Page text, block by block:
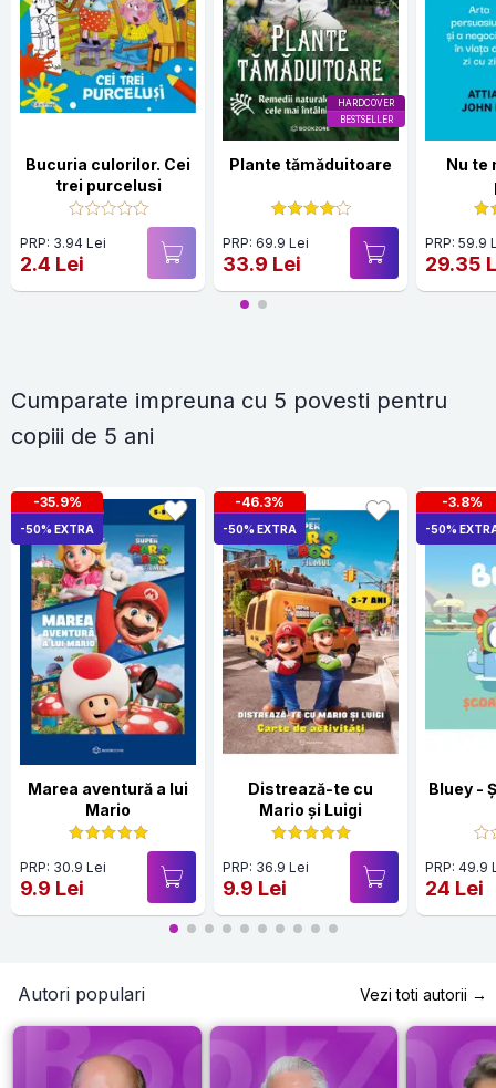
Bucuria culorilor. Cei
trei purcelusi
PRP: 3.94 Lei
2.4 Lei
HARDCOVER
BESTSELLER
Plante tămăduitoare
PRP: 69.9 Lei
33.9 Lei
Nu te
PRP: 59.9
29.35
Cumparate impreuna cu 5 povesti pentru
copiii de 5 ani
-35.9%
-50% EXTRA
Marea aventură a lui
Mario
PRP: 30.9 Lei
9.9 Lei
-46.3%
-50% EXTRA
Distrează-te cu
Mario și Luigi
PRP: 36.9 Lei
9.9 Lei
-3.8%
-50%
Bluey -
PRP: 49.9
24 Lei
Autori populari Vezi toti autorii →